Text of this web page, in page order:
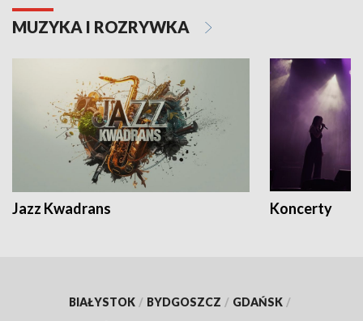
MUZYKA I ROZRYWKA
Jazz Kwadrans Koncerty
BIAŁYSTOK / BYDGOSZCZ / GDAŃSK /